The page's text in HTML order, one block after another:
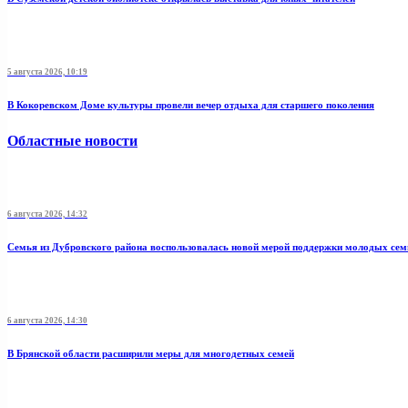
5 августа 2026, 10:19
В Кокоревском Доме культуры провели вечер отдыха для старшего поколения
Областные новости
6 августа 2026, 14:32
Семья из Дубровского района воспользовалась новой мерой поддержки молодых
6 августа 2026, 14:30
В Брянской области расширили меры для многодетных семей